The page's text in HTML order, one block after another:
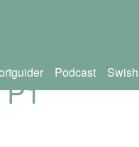
Podcast